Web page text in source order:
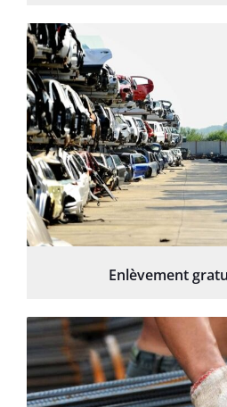
Enlèvement